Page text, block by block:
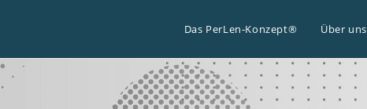
Das PerLen-Konzept® Über uns